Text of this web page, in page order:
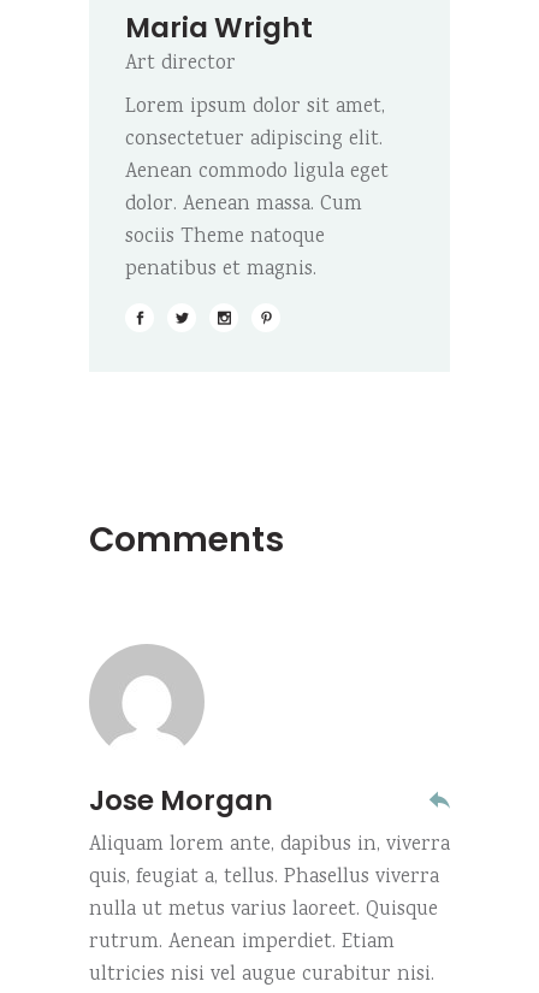
Maria Wright
Art director
Lorem ipsum dolor sit amet,
consectetuer adipiscing elit.
Aenean commodo ligula eget
dolor. Aenean massa. Cum
sociis Theme natoque
penatibus et magnis.
Comments
Jose Morgan
Aliquam lorem ante, dapibus in, viverra
quis, feugiat a, tellus. Phasellus viverra
nulla ut metus varius laoreet. Quisque
rutrum. Aenean imperdiet. Etiam
ultricies nisi vel augue curabitur nisi.